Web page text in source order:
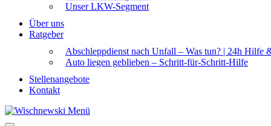
Unser LKW-Segment
Über uns
Ratgeber
Abschleppdienst nach Unfall – Was tun? | 24h Hilfe
Auto liegen geblieben – Schritt-für-Schritt-Hilfe
Stellenangebote
Kontakt
Menü